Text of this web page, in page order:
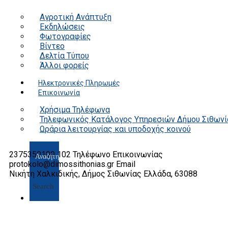
Αγροτική Ανάπτυξη
Εκδηλώσεις
Φωτογραφίες
Βίντεο
Δελτία Τύπου
Άλλοι φορείς
Ηλεκτρονικές Πληρωμές
Επικοινωνία
Χρήσιμα Τηλέφωνα
Τηλεφωνικός Κατάλογος Υπηρεσιών Δήμου
Ωράρια λειτουργίας και υποδοχής κοινού
Search
2375350100 102 Τηλέφωνο Επικοινωνίας
protokolo@dimossithonias.gr Email
Νικήτη Χαλκιδικής, Δήμος Σιθωνίας Ελλάδα, 63088